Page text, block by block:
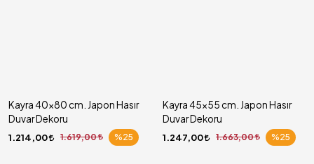
Kayra 40x80 cm. Japon Hasır
Duvar Dekoru
1.214,00 1.619,00 %25
Kayra 45x55 cm. Japon Hasır
Duvar Dekoru
1.247,00 1.663,00 %25